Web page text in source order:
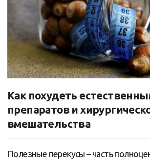
Как похудеть
препаратов и
вмешательства
Полезные перекусы – часть